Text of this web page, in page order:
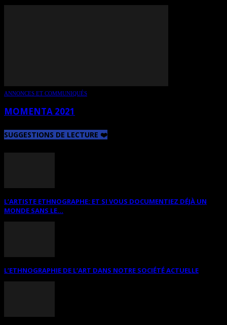
ANNONCES ET COMMUNIQUÉS
MOMENTA 2021
SUGGESTIONS DE LECTURE ❤️
L’ARTISTE ETHNOGRAPHE: ET SI VOUS DOCUMENTIEZ DÉJÀ UN
MONDE SANS LE...
L’ETHNOGRAPHIE DE L’ART DANS NOTRE SOCIÉTÉ ACTUELLE